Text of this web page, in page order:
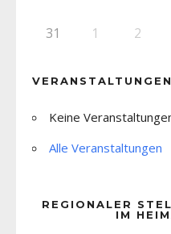
31 1 2
VERANSTALTUNGEN
Keine
Alle Veranstaltungen
REGIONALER
IM